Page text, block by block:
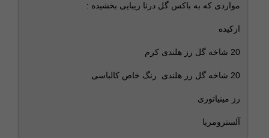
مواردی که به باکس گل درنا زیبایی بخشیده :
ارکیده
20 شاخه گل رز هلندی کرم
20 شاخه گل رز هلندی رنگ خاص کالباسی
رز مینیاتوری
آلسترومریا